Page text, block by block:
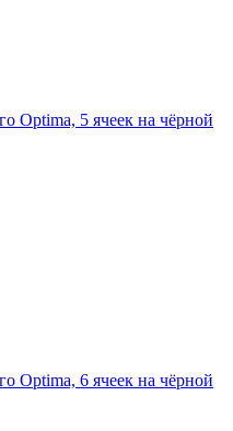
Optima, 5 ячеек на чёрной
Optima, 6 ячеек на чёрной